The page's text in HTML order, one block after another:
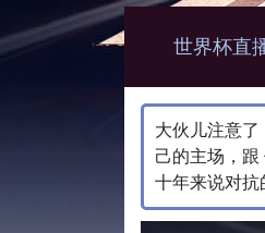
世界杯直
大伙儿注意了
己的主场，
十年来说对抗